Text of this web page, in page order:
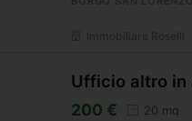
Ufficio altro in
200 € 20 mq